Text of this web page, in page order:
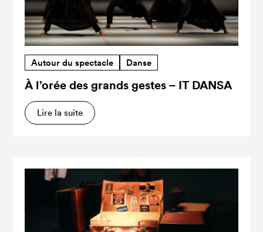
Autour du spectacle Danse
À l’orée des grands gestes – IT DANSA
Lire la suite